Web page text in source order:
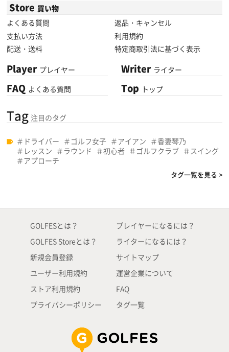
Store 買い物
よくある質問
返品・キャンセル
支払い方法
利用規約
配送・送料
特定商取引法に基づく表示
Player プレイヤー
FAQ よくある質問
Writer ライター
Top トップ
Tag 注目のタグ
ドライバー ゴルフ女子 アイアン
香妻琴乃
レッスン
ラウンド 初心者 ゴルフクラブ
スイング
アプローチ
タグ一覧を見る >
GOLFESとは？
GOLFES Storeとは？
新規会員登録
ユーザー利用規約
ストア利用規約
プライバシーポリシー
プレイヤーになるには？
ライターになるには？
サイトマップ
運営企業について
FAQ
タグ一覧